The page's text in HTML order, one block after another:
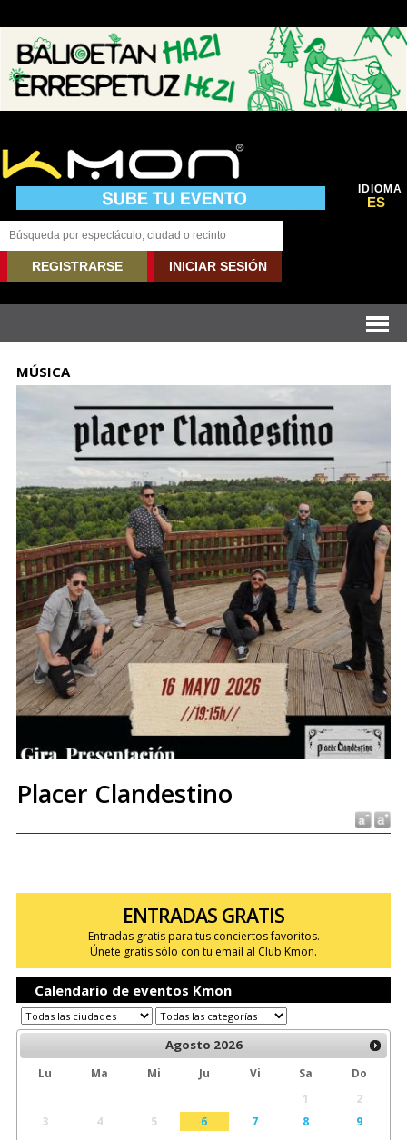
IDIOMA
ES
REGISTRARSE INICIAR SESIÓN
MÚSICA
Placer Clandestino
ENTRADAS GRATIS
Entradas gratis para tus conciertos favoritos.
Únete gratis sólo con tu email al Club Kmon.
Calendario de eventos Kmon
Agosto 2026
Lu Ma Mi Ju Vi Sa
Do
1
2
3
4 5 6 7 8
9